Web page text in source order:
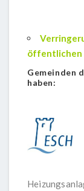
öffentlichen
Gemeinden
haben: